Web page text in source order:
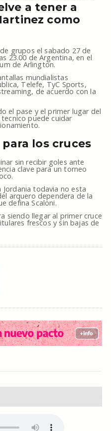
a tener a
como
grupos el sabado 27 de
23.00 de Argentina, en el
de Arlington.
mundialistas
Telefe, TyC Sports,
de acuerdo con la
el pase y el primer lugar del
puede cuidar
los cruces
sin recibir goles ante
clave para un torneo
todavia no esta
arquero dependera de la
defina Scaloni.
siendo llegar al primer cruce
frescos y sin bajas de